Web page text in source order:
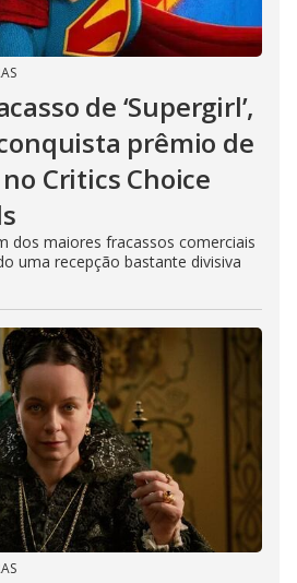
de ‘Supergirl’,
prêmio de
Critics Choice
dos maiores fracassos comerciais
uma recepção bastante divisiva